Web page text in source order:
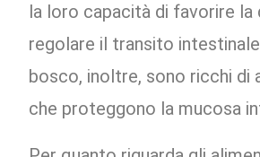
la loro capacità di favorire la
regolare il transito
bosco, inoltre, sono ricchi di
che proteggono la mucosa